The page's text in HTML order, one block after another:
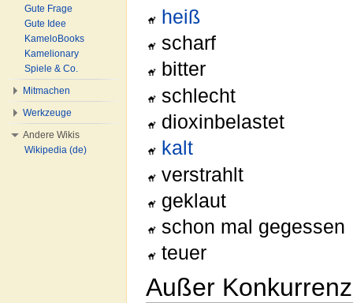
heiß
scharf
bitter
schlecht
dioxinbelastet
kalt
verstrahlt
geklaut
schon mal gegessen
teuer
Außer Konkurrenz
Gute Frage
Gute Idee
KameloBooks
Kamelionary
Spiele & Co.
Mitmachen
Werkzeuge
Andere Wikis
Wikipedia (de)